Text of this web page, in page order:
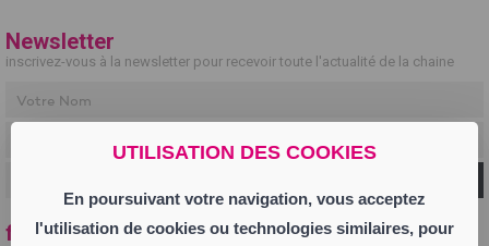
UTILISATION DES COOKIES
En poursuivant votre navigation, vous acceptez
l'utilisation de cookies ou technologies similaires, pour
Newsletter
inscrivez-vous à la newsletter pour recevoir toute l'actualité de la chaine
fil info